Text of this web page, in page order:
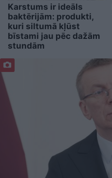
Karstums ir ideāls
baktērijām: produkti,
kuri siltumā kļūst
bīstami jau pēc dažām
stundām